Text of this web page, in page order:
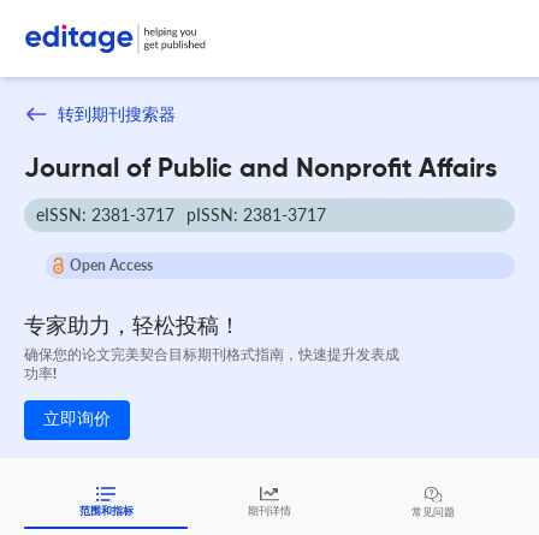
转到期刊搜索器
Journal of Public and Nonprofit Affairs
eISSN: 2381-3717 pISSN: 2381-3717
Open Access
专家助力，轻松投稿！
确保您的论文完美契合目标期刊格式指南，快速提升发表成
功率!
立即询价
范围和指标 期刊详情 常见问题